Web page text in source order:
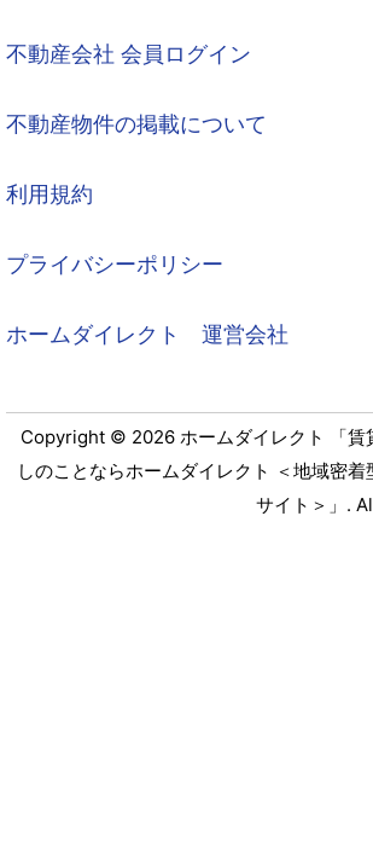
不動産会社 会員ログイン
不動産物件の掲載について
利用規約
プライバシーポリシー
ホームダイレクト 運営会社
Copyright © 2026 ホームダイレクト 「
しのことならホームダイレクト ＜地域密
サイト＞」.